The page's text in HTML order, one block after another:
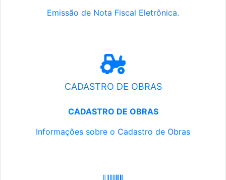
Emissão de Nota Fiscal Eletrônica.
CADASTRO DE OBRAS
CADASTRO DE OBRAS
Informações sobre o Cadastro de Obras